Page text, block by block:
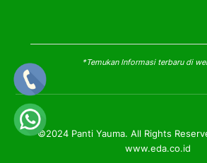
*Temukan Informasi terbaru di
©2024 Panti Yauma. All Rights
www.eda.co.id